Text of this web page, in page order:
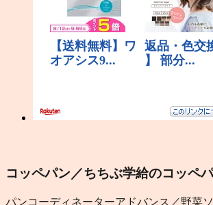
コッペパン／ちちぶ学給のコッペ
パンコーディネーターアドバンス／野菜